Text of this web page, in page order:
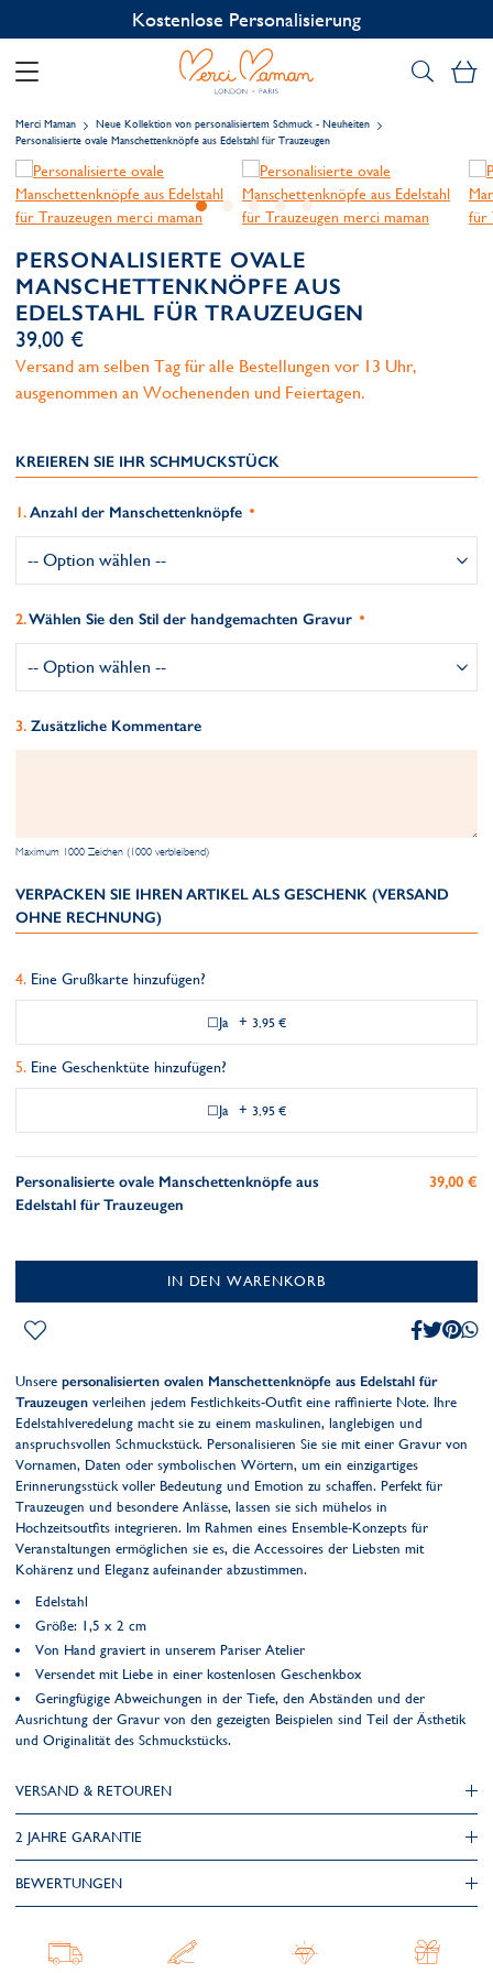
Kostenlose Personalisierung
Merci Maman
Neue Kollektion von personalisiertem Schmuck - Neuheiten
Personalisierte ovale Manschettenknöpfe aus Edelstahl für Trauzeugen
PERSONALISIERTE OVALE
MANSCHETTENKNÖPFE AUS
EDELSTAHL FÜR TRAUZEUGEN
39,00 €
Versand am selben Tag für alle Bestellungen vor 13 Uhr,
ausgenommen an Wochenenden und Feiertagen.
KREIEREN SIE IHR SCHMUCKSTÜCK
Anzahl der Manschettenknöpfe
Wählen Sie den Stil der handgemachten Gravur
Zusätzliche Kommentare
Maximum 1000 Zeichen (1000 verbleibend)
VERPACKEN SIE IHREN ARTIKEL ALS GESCHENK (VERSAND
OHNE RECHNUNG)
Eine Grußkarte hinzufügen?
Ja + 3,95 €
Eine Geschenktüte hinzufügen?
Ja + 3,95 €
Personalisierte ovale Manschettenknöpfe aus
Edelstahl für Trauzeugen
39,00 €
IN DEN WARENKORB
Unsere personalisierten ovalen Manschettenknöpfe aus Edelstahl für
Trauzeugen verleihen jedem Festlichkeits-Outfit eine raffinierte Note. Ihre
Edelstahlveredelung macht sie zu einem maskulinen, langlebigen und
anspruchsvollen Schmuckstück. Personalisieren Sie sie mit einer Gravur von
Vornamen, Daten oder symbolischen Wörtern, um ein einzigartiges
Erinnerungsstück voller Bedeutung und Emotion zu schaffen. Perfekt für
Trauzeugen und besondere Anlässe, lassen sie sich mühelos in
Hochzeitsoutfits integrieren. Im Rahmen eines Ensemble-Konzepts für
Veranstaltungen ermöglichen sie es, die Accessoires der Liebsten mit
Kohärenz und Eleganz aufeinander abzustimmen.
Edelstahl
Größe: 1,5 x 2 cm
Von Hand graviert in unserem Pariser Atelier
Versendet mit Liebe in einer kostenlosen Geschenkbox
Geringfügige Abweichungen in der Tiefe, den Abständen und der
Ausrichtung der Gravur von den gezeigten Beispielen sind Teil der Ästhetik
und Originalität des Schmuckstücks.
VERSAND & RETOUREN
2 JAHRE GARANTIE
BEWERTUNGEN